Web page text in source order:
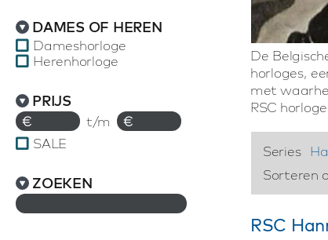
DAMES OF HEREN
Dameshorloge
Herenhorloge
PRIJS
€ t/m
€
SALE
ZOEKEN
De
horloges,
met
RSC
Series
Sorteren
RSC